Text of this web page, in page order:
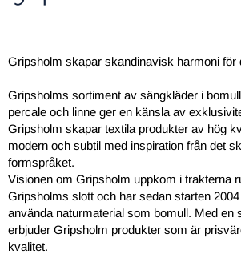
Gripsholm skapar skandinavisk harmoni för
Gripsholms sortiment av sängkläder i
percale och linne ger en känsla av
Gripsholm skapar textila produkter av hög
modern och subtil med inspiration från det
formspråket.
Visionen om Gripsholm uppkom i trakterna
Gripsholms slott och har sedan starten
använda naturmaterial som bomull. Med en
erbjuder Gripsholm produkter som är
kvalitet.